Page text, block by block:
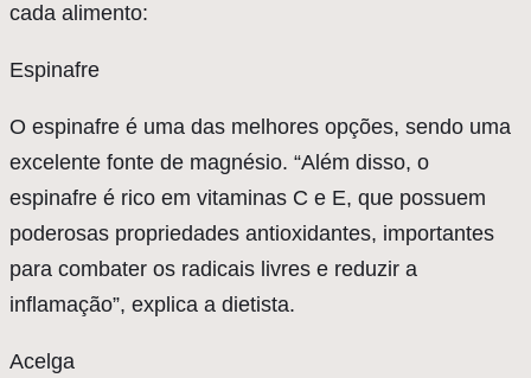
cada alimento:
Espinafre
O espinafre é uma das melhores opções, sendo uma
excelente fonte de magnésio. “Além disso, o
espinafre é rico em vitaminas C e E, que possuem
poderosas propriedades antioxidantes, importantes
para combater os radicais livres e reduzir a
inflamação”, explica a dietista.
Acelga